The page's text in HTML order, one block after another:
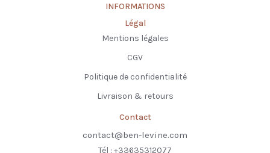
INFORMATIONS
Légal
Mentions légales
CGV
Politique de confidentialité
Livraison & retours
Contact
contact@ben-levine.com
Tél : +33635312077